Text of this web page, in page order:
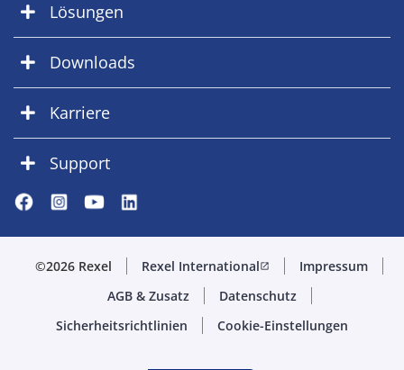
Lösungen
Downloads
Karriere
Support
©2026 Rexel Rexel Internationalopen_in_new
Impressum
AGB & Zusatz
Datenschutz
Sicherheitsrichtlinien
Cookie-Einstellungen